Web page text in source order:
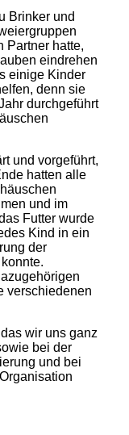
Brinker und
Partner hatte,
eindrehen
einige Kinder
denn sie
durchgeführt
und vorgeführt,
hatten alle
und im
Futter wurde
Kind in ein
der
verschiedenen
wir uns ganz
bei der
und bei